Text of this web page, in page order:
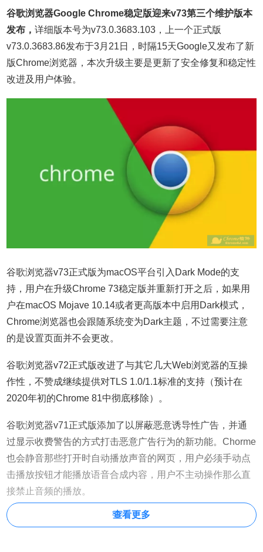
谷歌浏览器Google Chrome稳定版迎来v73第三个维护版本
发布，详细版本号为v73.0.3683.103，上一个正式版
v73.0.3683.86发布于3月21日，时隔15天Google又发布了新
版Chrome浏览器，本次升级主要是更新了安全修复和稳定性
改进及用户体验。
谷歌浏览器v73正式版为macOS平台引入Dark Mode的支
持，用户在升级Chrome 73稳定版并重新打开之后，如果用
户在macOS Mojave 10.14或者更高版本中启用Dark模式，
Chrome浏览器也会跟随系统变为Dark主题，不过需要注意
的是设置页面并不会更改。
谷歌浏览器v72正式版改进了与其它几大Web浏览器的互操
作性，不赞成继续提供对TLS 1.0/1.1标准的支持（预计在
2020年初的Chrome 81中彻底移除）。
谷歌浏览器v71正式版添加了以屏蔽恶意诱导性广告，并通
过显示收费警告的方式打击恶意广告行为的新功能。Chorme
也会静音那些打开时自动播放声音的网页，用户必须手动点
击播放按钮才能播放语音合成内容，用户不主动操作那么直
接禁止音频的播放。
谷歌浏览器v70正式版引入了诸多新的功能，包括画中画功
查看更多